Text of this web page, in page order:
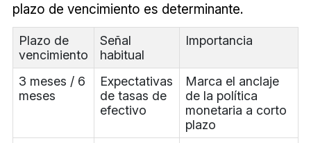
plazo de vencimiento es determinante.
Plazo de
vencimiento
Señal
habitual
Importancia
3 meses / 6
meses
Expectativas
de tasas de
efectivo
Marca el anclaje
de la política
monetaria a corto
plazo